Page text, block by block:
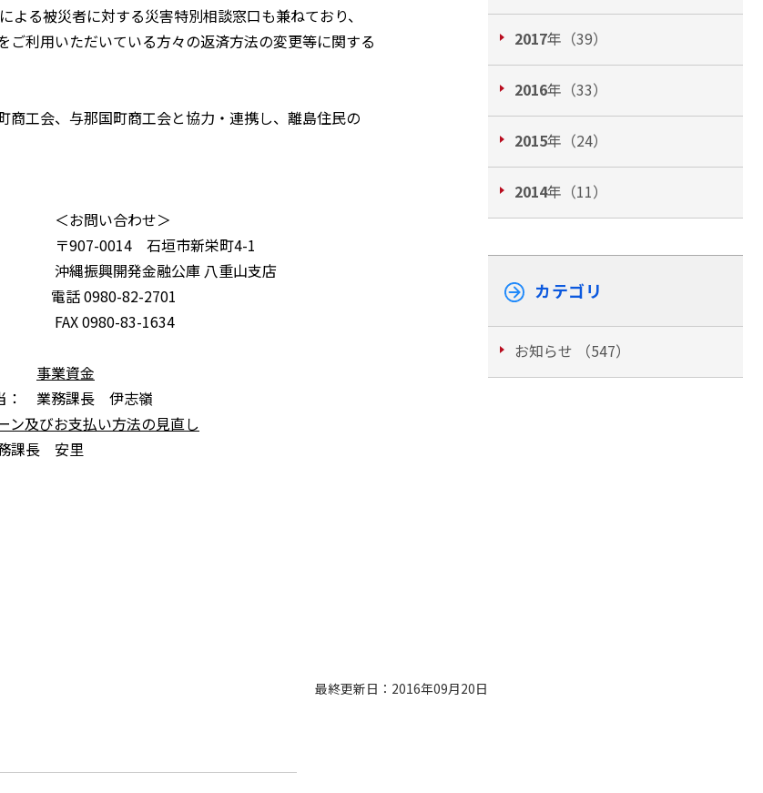
る被災者に対する災害特別相談窓口も兼ねており、
利用いただいている方々の返済方法の変更等に関する
工会、与那国町商工会と協力・連携し、離島住民の
せ＞
新栄町4-1
八重山支店
2701
1634
事業資金
志嶺
ン及びお支払い方法の見直し
里
最終更新日：2016年09月20日
2017年（39）
2016年（33）
2015年（24）
2014年（11）
カテゴリ
お知らせ （547）